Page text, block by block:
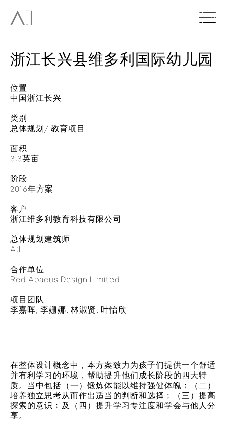
浙江长兴县维多利国际幼儿园
位置
中国浙江长兴
类别
总体规划/ 教育项目
面积
3.3英亩
阶段
2016年方案
客户
浙江维多利教育科技有限公司
总体规划建筑师
A:I
合作单位
Red Abacus Design Limited
项目团队
李嘉晖, 李姗娜, 林淑贤, 叶怡欣
在整体设计概念中，本方案致力为孩子们提供一个舒适
并有利学习的环境，帮助提升他们成长阶段的四大特
质。当中包括（一）锻炼体能以维持强健体魄﹔（二）
培养独立思考从而作出适当的判断和选择﹔（三）提高
探索的意识﹔及（四）提升学习专注度和学会与他人分
享。